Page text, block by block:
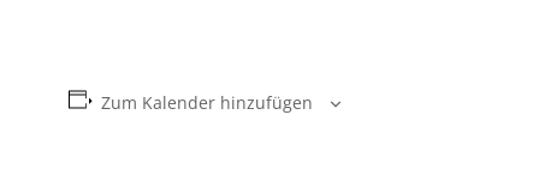
Zum Kalender hinzufügen